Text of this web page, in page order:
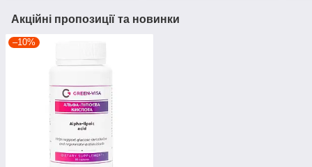
Акційні пропозиції та новинки
–10%